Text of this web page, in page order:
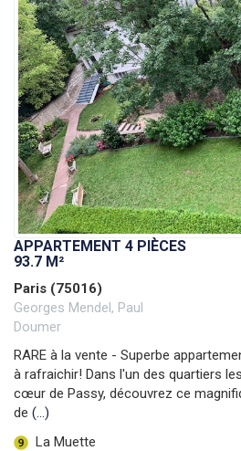
APPARTEMENT 4 PIÈCES
93.7 M²
Paris (75016)
Georges Mendel, Paul
Doumer
RARE à la vente - Superbe
à rafraichir! Dans l'un des quartiers
cœur de Passy, découvrez ce
de (...)
La Muette